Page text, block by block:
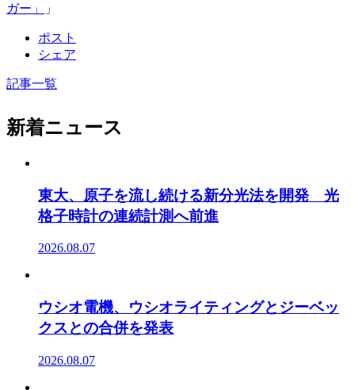
ガー」
」
ポスト
シェア
記事一覧
新着ニュース
東大、原子を流し続ける新分光法を開発 光
格子時計の連続計測へ前進
2026.08.07
ウシオ電機、ウシオライティングとジーベッ
クスとの合併を発表
2026.08.07